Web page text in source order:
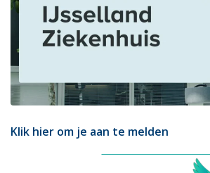
Klik hier om je aan te melden